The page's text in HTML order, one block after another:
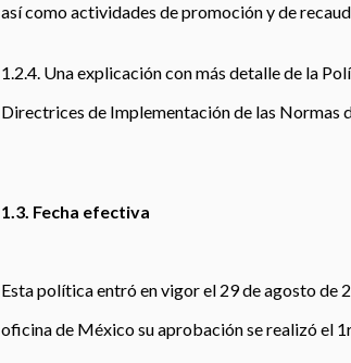
así como actividades de promoción y de
1.2.4. Una explicación con más detalle de la
Directrices de Implementación de las Normas
1.3. Fecha efectiva
Esta política entró en vigor el 29 de agosto de
oficina de México su aprobación se realizó el